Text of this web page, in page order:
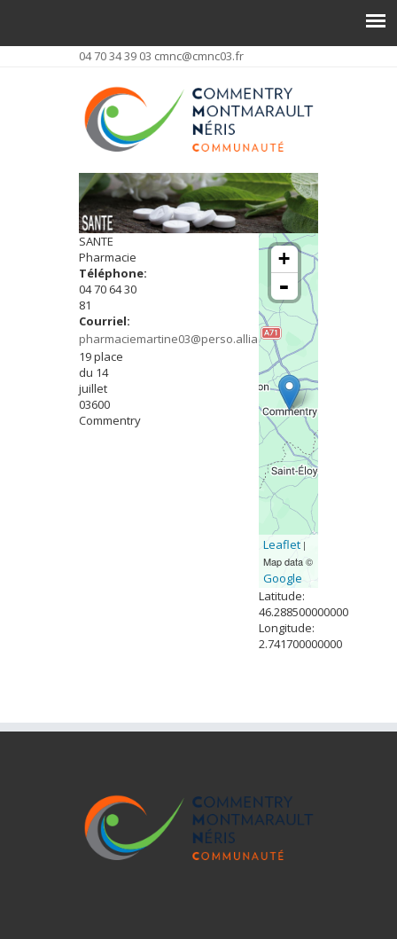
04 70 34 39 03 cmnc@cmnc03.fr
SANTE
Pharmacie
Téléphone:
04 70 64 30
81
Courriel:
pharmaciemartine03@perso.alliadis.net
19 place
du 14
juillet
03600
Commentry
+
-
Leaflet|
Map data ©
Google
Latitude:
46.288500000000
Longitude:
2.741700000000